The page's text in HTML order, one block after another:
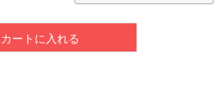
カートに入れる